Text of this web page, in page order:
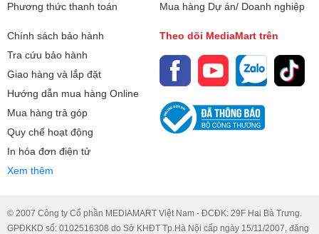
Phương thức thanh toán
Mua hàng Dự án/ Doanh nghiệp
Chính sách bảo hành
Tra cứu bảo hành
Giao hàng và lắp đặt
Hướng dẫn mua hàng Online
Mua hàng trả góp
Quy chế hoạt động
In hóa đơn điện tử
Xem thêm
Theo dõi MediaMart trên
© 2007 Công ty Cổ phần MEDIAMART Việt Nam - ĐCĐK: 29F Hai Bà Trưng.
GPĐKKD số: 0102516308 do Sở KHĐT Tp.Hà Nội cấp ngày 15/11/2007, đăng